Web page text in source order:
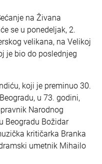
na Živana
se u ponedeljak, 2.
velikana, na Velikoj
je bio do poslednjeg
koji je preminuo 30.
u 73. godini,
Narodnog
Beogradu Božidar
kritičarka Branka
umetnik Mihailo